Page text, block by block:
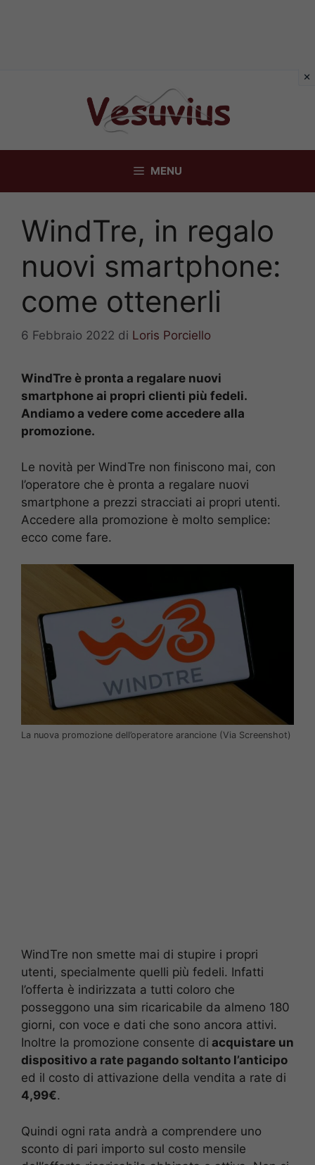
MENU
WindTre, in regalo
nuovi smartphone:
come ottenerli
6 Febbraio 2022 di Loris Porciello
WindTre è pronta a regalare nuovi
smartphone ai propri clienti più fedeli.
Andiamo a vedere come accedere alla
promozione.
Le novità per WindTre non finiscono mai, con
l’operatore che è pronta a regalare nuovi
smartphone a prezzi stracciati ai propri utenti.
Accedere alla promozione è molto semplice:
ecco come fare.
La nuova promozione dell’operatore arancione (Via Screenshot)
WindTre non smette mai di stupire i propri
utenti, specialmente quelli più fedeli. Infatti
l’offerta è indirizzata a tutti coloro che
posseggono una sim ricaricabile da almeno 180
giorni, con voce e dati che sono ancora attivi.
Inoltre la promozione consente di acquistare un
dispositivo a rate pagando soltanto l’anticipo
ed il costo di attivazione della vendita a rate di
4,99€.
Quindi ogni rata andrà a comprendere uno
sconto di pari importo sul costo mensile